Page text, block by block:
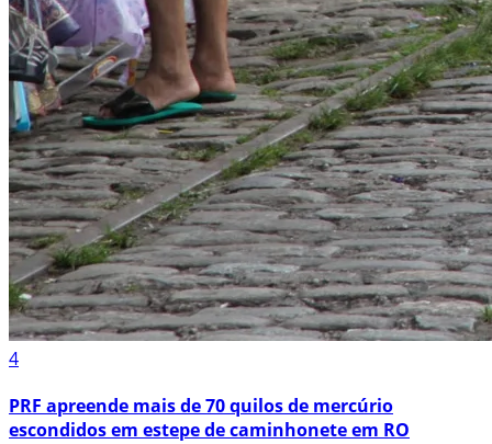
4
PRF apreende mais de 70 quilos de mercúrio
escondidos em estepe de caminhonete em RO